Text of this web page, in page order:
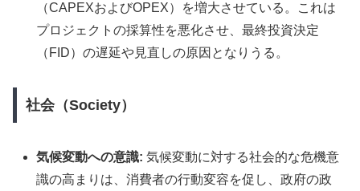
（CAPEXおよびOPEX）を増大させている。これは
プロジェクトの採算性を悪化させ、最終投資決定
（FID）の遅延や見直しの原因となりうる。
社会（Society）
気候変動への意識: 気候変動に対する社会的な危機意
識の高まりは、消費者の行動変容を促し、政府の政